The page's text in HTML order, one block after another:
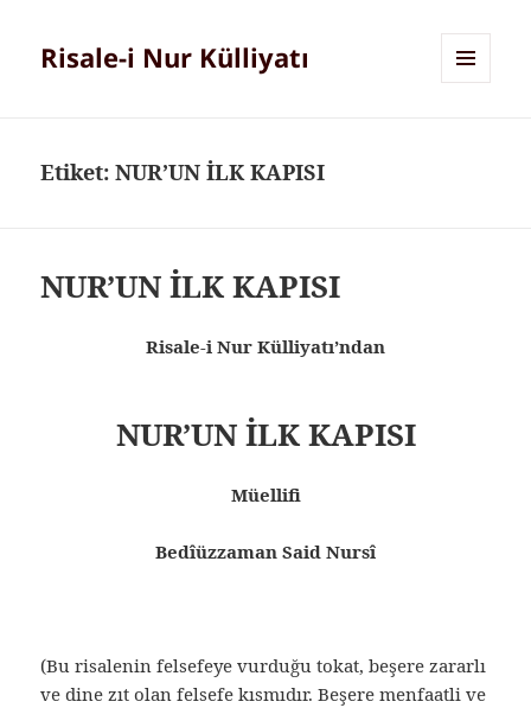
Risale-i Nur Külliyatı
Etiket:NUR’UN İLK KAPISI
NUR’UN İLK KAPISI
Risale-i Nur Külliyatı’ndan
NUR’UN İLK KAPISI
Müellifi
Bedîüzzaman Said Nursî
(Bu risalenin felsefeye vurduğu tokat, beşere zararlı
ve dine zıt olan felsefe kısmıdır. Beşere menfaatli ve